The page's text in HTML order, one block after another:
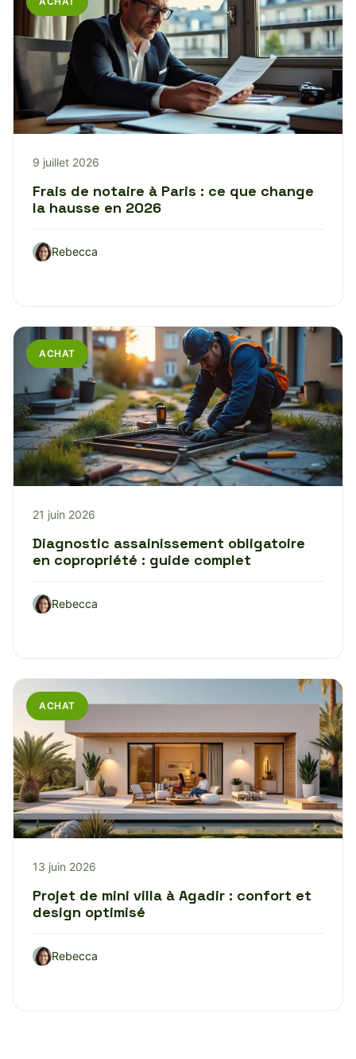
9 juillet 2026
Frais de notaire à Paris : ce que change
la hausse en 2026
Rebecca
ACHAT
21 juin 2026
Diagnostic assainissement obligatoire
en copropriété : guide complet
Rebecca
ACHAT
13 juin 2026
Projet de mini villa à Agadir : confort et
design optimisé
Rebecca